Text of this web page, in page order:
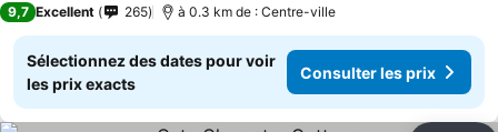
9,7 Excellent 265 à 0.3 km de : Centre-ville
Sélectionnez des dates pour voir
les prix exacts
Consulter les prix